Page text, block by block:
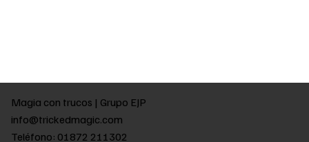
Magia con trucos | Grupo EJP
info@trickedmagic.com
Teléfono: 01872 211302